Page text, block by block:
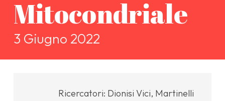
Mitocondriale
3 Giugno 2022
Ricercatori: Dionisi Vici, Martinelli